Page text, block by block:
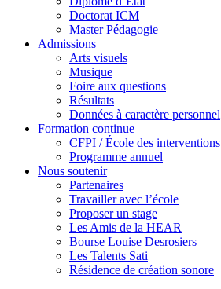
Doctorat ICM
Master Pédagogie
Admissions
Arts visuels
Musique
Foire aux questions
Résultats
Données à caractère personnel
Formation continue
CFPI / École des interventions
Programme annuel
Nous soutenir
Partenaires
Travailler avec l’école
Proposer un stage
Les Amis de la HEAR
Bourse Louise Desrosiers
Les Talents Sati
Résidence de création sonore